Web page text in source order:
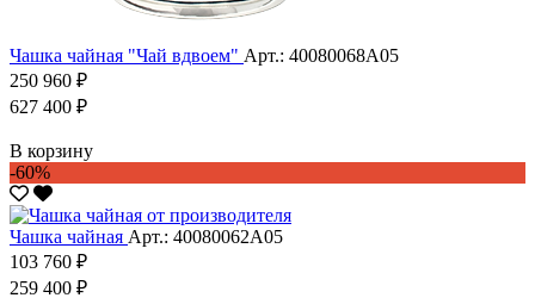
Чашка чайная "Чай вдвоем" Арт.: 40080068А05
250 960 ₽
627 400 ₽
В корзину
-60%
Чашка чайная Арт.: 40080062А05
103 760 ₽
259 400 ₽